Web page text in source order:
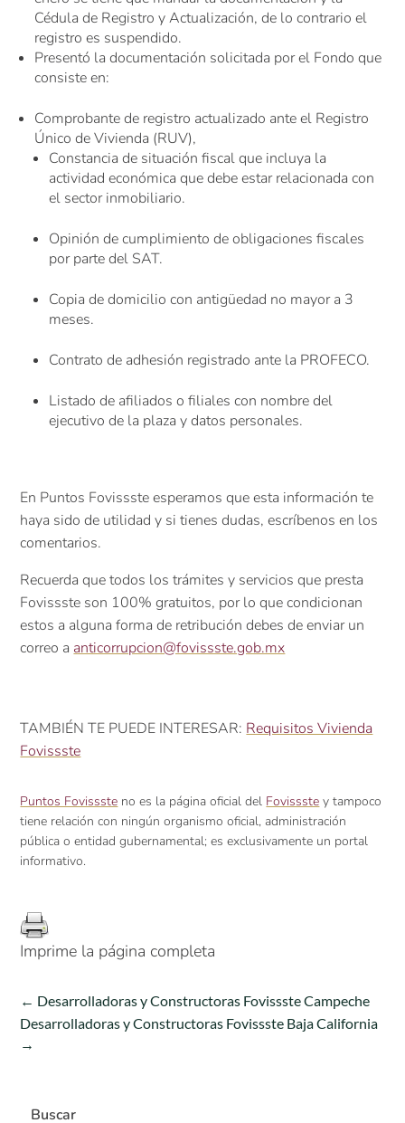
Cédula de Registro y Actualización, de lo contrario el
registro es suspendido.
Presentó la documentación solicitada por el Fondo que
consiste en:
Comprobante de registro actualizado ante el Registro
Único de Vivienda (RUV),
Constancia de situación fiscal que incluya la
actividad económica que debe estar relacionada con
el sector inmobiliario.
Opinión de cumplimiento de obligaciones fiscales
por parte del SAT.
Copia de domicilio con antigüedad no mayor a 3
meses.
Contrato de adhesión registrado ante la PROFECO.
Listado de afiliados o filiales con nombre del
ejecutivo de la plaza y datos personales.
En Puntos Fovissste esperamos que esta información te
haya sido de utilidad y si tienes dudas, escríbenos en los
comentarios.
Recuerda que todos los trámites y servicios que presta
Fovissste son 100% gratuitos, por lo que condicionan
estos a alguna forma de retribución debes de enviar un
correo a anticorrupcion@fovissste.gob.mx
TAMBIÉN TE PUEDE INTERESAR: Requisitos Vivienda
Fovissste
Puntos Fovissste no es la página oficial del Fovissste y tampoco
tiene relación con ningún organismo oficial, administración
pública o entidad gubernamental; es exclusivamente un portal
informativo.
Imprime la página completa
← Desarrolladoras y Constructoras Fovissste Campeche
Desarrolladoras y Constructoras Fovissste Baja California
→